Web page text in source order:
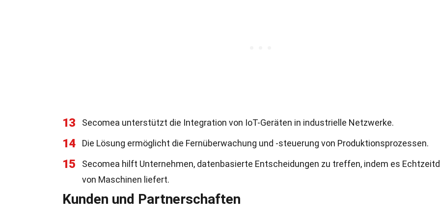
13 Secomea unterstützt die Integration von IoT-Geräten in industrielle Netzwerke.
14 Die Lösung ermöglicht die Fernüberwachung und -steuerung von Produktionsprozessen.
15
Secomea hilft Unternehmen, datenbasierte Entscheidungen zu treffen, indem es
von Maschinen liefert.
Kunden und Partnerschaften